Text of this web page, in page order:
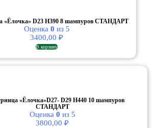
«Ёлочка» D23 Н390 8 шампуров СТАНДАРТ
Оценка 0 из 5
3400,00 ₽
В корзину
«Ёлочка»D27- D29 Н440 10 шампуров
СТАНДАРТ
Оценка 0 из 5
3800,00 ₽